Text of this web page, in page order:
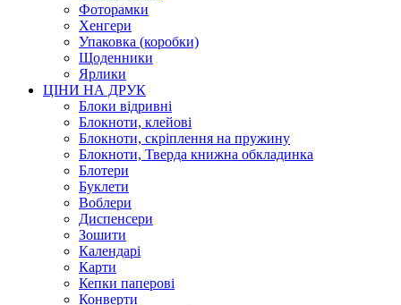
Фоторамки
Хенгери
Упаковка (коробки)
Щоденники
Ярлики
ЦІНИ НА ДРУК
Блоки відривні
Блокноти, клейові
Блокноти, скріплення на пружину
Блокноти, Тверда книжна обкладинка
Блотери
Буклети
Воблери
Диспенсери
Зошити
Календарі
Карти
Кепки паперові
Конверти